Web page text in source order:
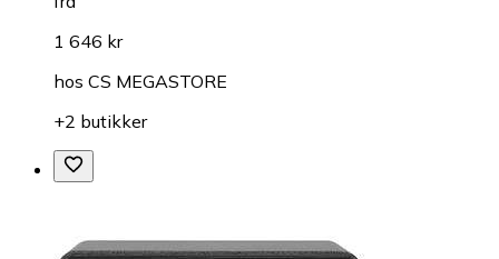
1 646 kr
hos CS MEGASTORE
+2 butikker